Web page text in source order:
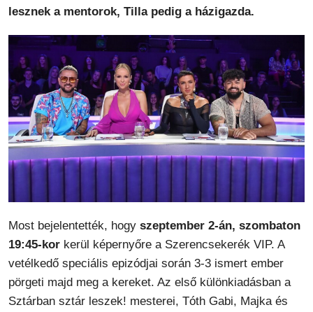
lesznek a mentorok, Tilla pedig a házigazda.
Most bejelentették, hogy szeptember 2-án, szombaton
19:45-kor kerül képernyőre a Szerencsekerék VIP. A
vetélkedő speciális epizódjai során 3-3 ismert ember
pörgeti majd meg a kereket. Az első különkiadásban a
Sztárban sztár leszek! mesterei, Tóth Gabi, Majka és